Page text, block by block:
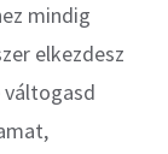
mindig
elkezdesz